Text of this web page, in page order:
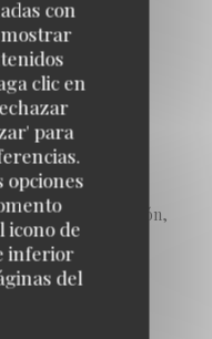
con
mostrar
clic en
para
opciones
icono de
inferior
del
Valet, Para Llevar,
Privatización,